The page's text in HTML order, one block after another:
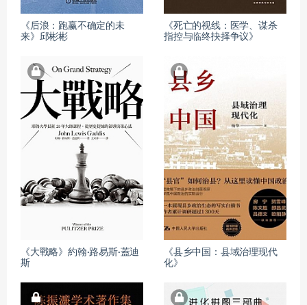
《后浪：跑赢不确定的未
来》邱彬彬
《死亡的视线：医学、谋杀
指控与临终抉择争议》
《大戰略》約翰·路易斯·蓋迪
斯
《县乡中国：县域治理现代
化》